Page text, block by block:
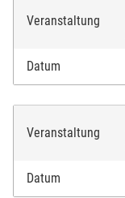
Veranstaltung
Datum
Veranstaltung
Datum